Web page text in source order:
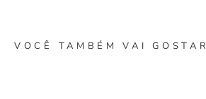
VOCÊ TAMBÉM VAI GOSTAR